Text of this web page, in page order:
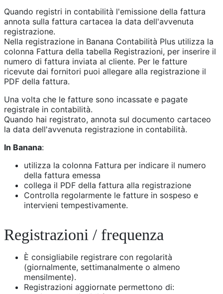
Quando registri in contabilità l'emissione della fattura
annota sulla fattura cartacea la data dell'avvenuta
registrazione.
Nella registrazione in Banana Contabilità Plus utilizza la
colonna Fattura della tabella Registrazioni, per inserire il
numero di fattura inviata al cliente. Per le fatture
ricevute dai fornitori puoi allegare alla registrazione il
PDF della fattura.
Una volta che le fatture sono incassate e pagate
registrale in contabilità.
Quando hai registrato, annota sul documento cartaceo
la data dell'avvenuta registrazione in contabilità.
In Banana:
utilizza la colonna Fattura per indicare il numero
della fattura emessa
collega il PDF della fattura alla registrazione
Controlla regolarmente le fatture in sospeso e
intervieni tempestivamente.
Registrazioni / frequenza
È consigliabile registrare con regolarità
(giornalmente, settimanalmente o almeno
mensilmente).
Registrazioni aggiornate permettono di: